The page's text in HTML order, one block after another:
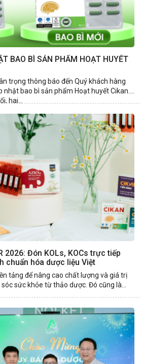
BAO BÌ SẢN PHẨM HOẠT HUYẾT
trọng thông báo đến Quý khách hàng
nhật bao bì sản phẩm Hoạt huyết Cikan.
hai...
2026: Đón KOLs, KOCs trực tiếp
chuẩn hóa dược liệu Việt
tảng để nâng cao chất lượng và giá trị
sức khỏe từ thảo dược. Đó cũng là